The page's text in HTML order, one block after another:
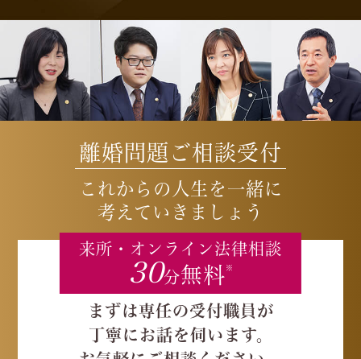
離婚問題ご相談受付
これからの人生を一緒に
考えていきましょう
来所・オンライン 法律相談
30分無料 ※
まずは専任の受付職員が
丁寧にお話を伺います。